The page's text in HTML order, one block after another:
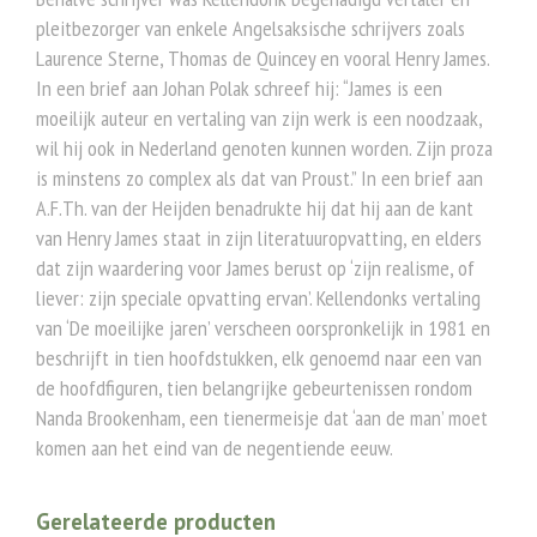
pleitbezorger van enkele Angelsaksische schrijvers zoals
Laurence Sterne, Thomas de Quincey en vooral Henry James.
In een brief aan Johan Polak schreef hij: “James is een
moeilijk auteur en vertaling van zijn werk is een noodzaak,
wil hij ook in Nederland genoten kunnen worden. Zijn proza
is minstens zo complex als dat van Proust.” In een brief aan
A.F.Th. van der Heijden benadrukte hij dat hij aan de kant
van Henry James staat in zijn literatuuropvatting, en elders
dat zijn waardering voor James berust op ‘zijn realisme, of
liever: zijn speciale opvatting ervan’. Kellendonks vertaling
van ‘De moeilijke jaren’ verscheen oorspronkelijk in 1981 en
beschrijft in tien hoofdstukken, elk genoemd naar een van
de hoofdfiguren, tien belangrijke gebeurtenissen rondom
Nanda Brookenham, een tienermeisje dat ‘aan de man’ moet
komen aan het eind van de negentiende eeuw.
Gerelateerde producten